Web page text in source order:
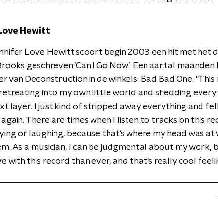
Hewitt
Love Hewitt scoort begin 2003 een hit met het
geschreven 'Can I Go Now'. Een aantal
van Deconstruction in de winkels: Bad Bad One. "This
into my own little world and shedding
layer. I just kind of stripped away everything and
There are times when I listen to tracks on this
or laughing, because that's where my head was at
As a musician, I can be judgmental about my work,
with this record than ever, and that's really cool